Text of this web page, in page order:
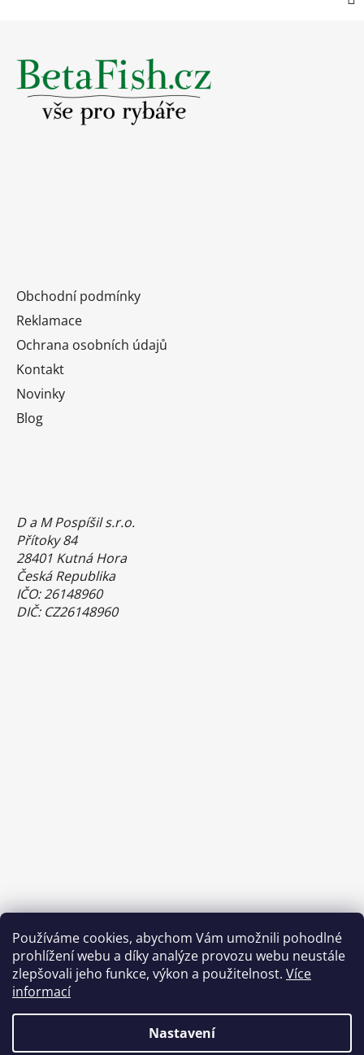
Používáme cookies, abychom Vám umožnili pohodlné
prohlížení webu a díky analýze provozu webu neustále
zlepšovali jeho funkce, výkon a použitelnost. Více
informací
Nastavení
Obchodní podmínky
Reklamace
Ochrana osobních údajů
Kontakt
Novinky
Blog
D a M Pospíšil s.r.o.
Přítoky 84
28401 Kutná Hora
Česká Republika
IČO: 26148960
DIČ: CZ26148960
Benefity Pluxee - Sodexo